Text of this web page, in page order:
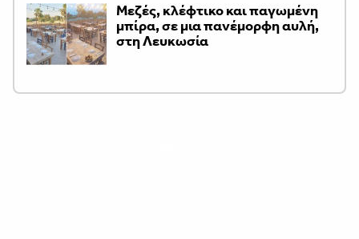
Μεζές, κλέφτικο και παγωμένη
μπίρα, σε μια πανέμορφη αυλή,
στη Λευκωσία